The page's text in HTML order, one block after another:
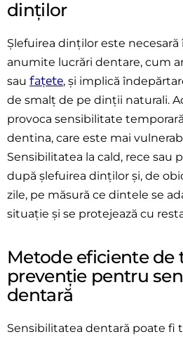
dinților
Șlefuirea dinților este
anumite lucrări dentare, cum
sau fațete, și implică
de smalț de pe dinții naturali.
provoca sensibilitate
dentina, care este mai
Sensibilitatea la cald, rece sau
după șlefuirea dinților și, de
zile, pe măsură ce dintele se
situație și se protejează cu
Metode eficiente de
prevenție pentru
dentară
Sensibilitatea dentară poate fi